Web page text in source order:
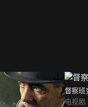
督察班
电视剧